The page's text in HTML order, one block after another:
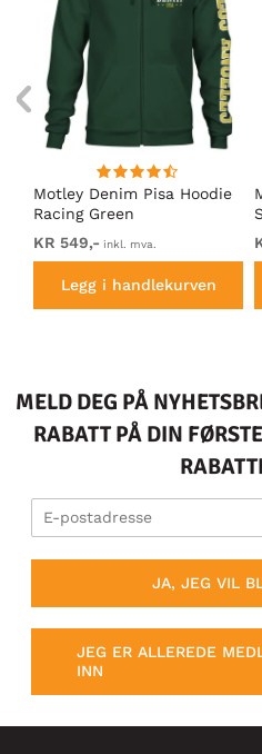
Motley Denim Pisa Hoodie
Racing Green
KR 549,- inkl. mva.
Legg i handlekurven
MELD DEG PÅ
RABATT PÅ DIN
JA, JEG VIL
JEG ER ALLEREDE
INN